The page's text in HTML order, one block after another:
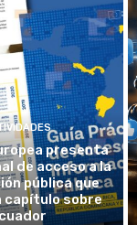
presenta
de acceso a la
pública que
capítulo sobre